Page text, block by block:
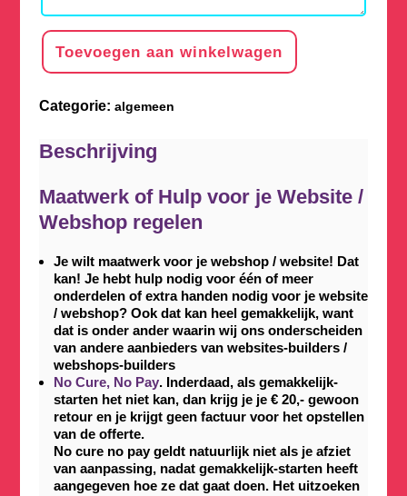
Toevoegen aan winkelwagen
Categorie: algemeen
Beschrijving
Maatwerk of Hulp voor je Website /
Webshop regelen
Je wilt maatwerk voor je webshop / website! Dat
kan! Je hebt hulp nodig voor één of meer
onderdelen of extra handen nodig voor je website
/ webshop? Ook dat kan heel gemakkelijk, want
dat is onder ander waarin wij ons onderscheiden
van andere aanbieders van websites-builders /
webshops-builders
No Cure, No Pay. Inderdaad, als gemakkelijk-
starten het niet kan, dan krijg je je € 20,- gewoon
retour en je krijgt geen factuur voor het opstellen
van de offerte.
No cure no pay geldt natuurlijk niet als je afziet
van aanpassing, nadat gemakkelijk-starten heeft
aangegeven hoe ze dat gaat doen. Het uitzoeken